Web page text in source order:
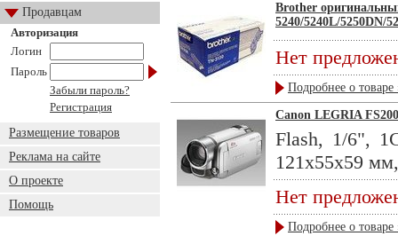
Продавцам
Авторизация
Логин
Пароль
Забыли пароль?
Регистрация
Размещение товаров
Реклама на сайте
О проекте
Помощь
Brother
5240/5240L/5250DN/
Нет
Подробнее о товаре
Canon LEGRIA FS200
Flash, 1/6",
121x55x59
Нет
Подробнее о товаре